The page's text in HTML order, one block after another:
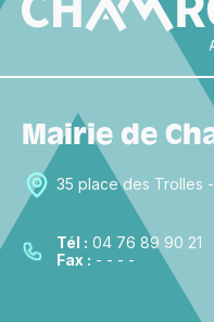
Mairie de
35 place des Trolles
Tél : 04 76 89 90 21
Fax : - - - -